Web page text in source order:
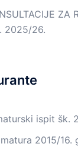
ZA
2025/26.
ispit šk.
2015/16.